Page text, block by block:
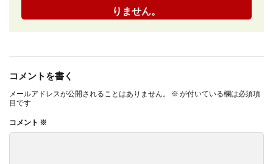
りません。
コメントを書く
メールアドレスが公開されることはありません。 ※ が付いている欄は必須項
目です
コメント ※